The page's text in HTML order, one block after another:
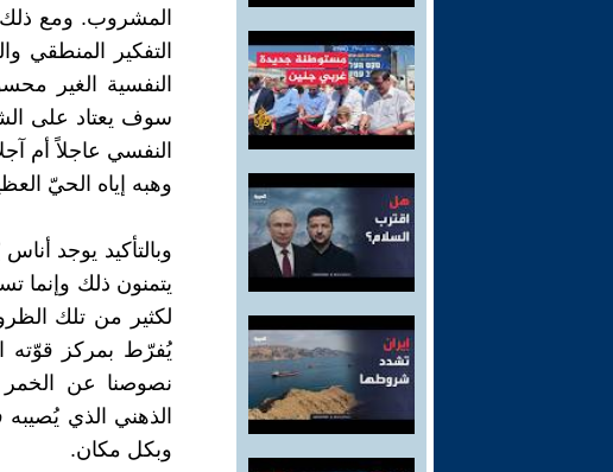
المشروب. ومع
التفكير المنطقي
النفسية الغير
سوف يعتاد على
النفسي عاجلاً أم
وهبه إياه الحيّ
وبالتأكيد يوجد
يتمنون ذلك وإنما
لكثير من تلك
يُفرّط بمركز قوّته
نصوصنا عن
الذهني الذي
وبكل مكان.